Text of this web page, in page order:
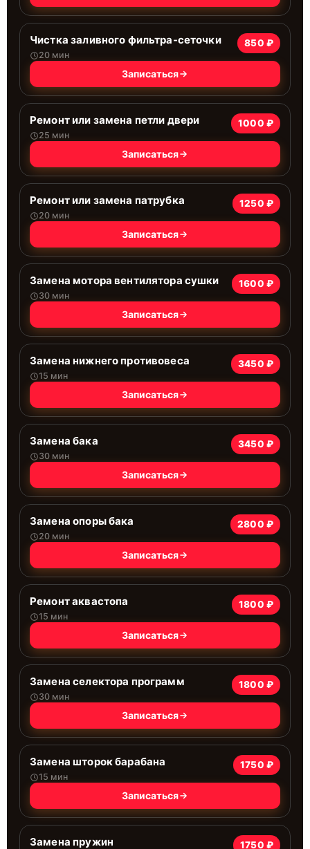
Чистка заливного фильтра-сеточки
20 мин
850 ₽
Записаться
Ремонт или замена петли двери
25 мин
1000 ₽
Записаться
Ремонт или замена патрубка
20 мин
1250 ₽
Записаться
Замена мотора вентилятора сушки
30 мин
1600 ₽
Записаться
Замена нижнего противовеса
15 мин
3450 ₽
Записаться
Замена бака
30 мин
3450 ₽
Записаться
Замена опоры бака
20 мин
2800 ₽
Записаться
Ремонт аквастопа
15 мин
1800 ₽
Записаться
Замена селектора программ
30 мин
1800 ₽
Записаться
Замена шторок барабана
15 мин
1750 ₽
Записаться
Замена пружин 1750 ₽